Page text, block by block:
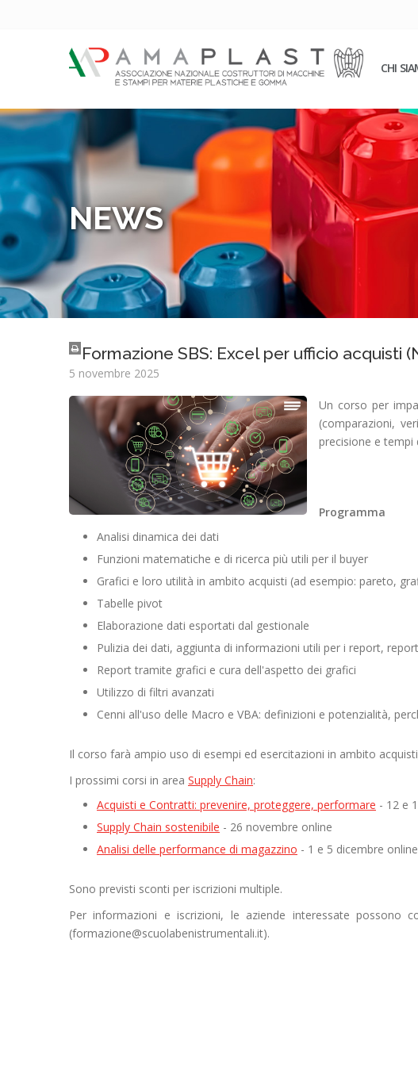
CHI
NEWS
Formazione SBS: Excel per ufficio acquisti
5 novembre 2025
Un corso per
(comparazioni,
precisione e tempi
Programma
Analisi dinamica dei dati
Funzioni matematiche e di ricerca più utili per il buyer
Grafici e loro utilità in ambito acquisti (ad esempio: pareto,
Tabelle pivot
Elaborazione dati esportati dal gestionale
Pulizia dei dati, aggiunta di informazioni utili per i report,
Report tramite grafici e cura dell'aspetto dei grafici
Utilizzo di filtri avanzati
Cenni all'uso delle Macro e VBA: definizioni e potenzialità,
Il corso farà ampio uso di esempi ed esercitazioni in ambito
I prossimi corsi in area Supply Chain:
Acquisti e Contratti: prevenire, proteggere, performare - 12 e
Supply Chain sostenibile - 26 novembre online
Analisi delle performance di magazzino - 1 e 5 dicembre online
Sono previsti sconti per iscrizioni multiple.
Per informazioni e iscrizioni, le aziende interessate possono
(formazione@scuolabenistrumentali.it).